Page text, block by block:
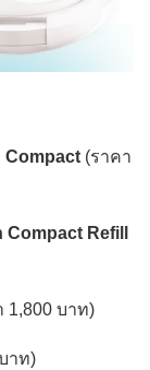
Compact(ราคา
Refill
1,800 บาท)
าท)